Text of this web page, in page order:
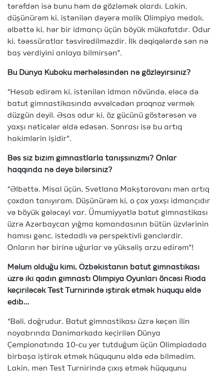
tərəfdən isə bunu həm də gözləmək olardı. Lakin,
düşünürəm ki, istənilən dəyərə malik Olimpiya medalı,
əlbəttə ki, hər bir idmançı üçün böyük mükafatdır. Odur
ki, təəssüratlar təsviredilməzdir. İlk dəqiqələrdə sən nə
baş verdiyini anlaya bilmirsən”.
Bu Dünya Kuboku mərhələsindən nə gözləyirsiniz?
“Hesab edirəm ki, istənilən idman növündə, eləcə də
batut gimnastikasında əvvəlcədən proqnoz vermək
düzgün deyil. Əsas odur ki, öz gücünü göstərəsən və
yaxşı nəticələr əldə edəsən. Sonrası isə bu artıq
hakimlərin işidir”.
Bəs siz bizim gimnastlarla tanışsınızmı? Onlar
haqqında nə deyə bilərsiniz?
“Əlbəttə. Misal üçün, Svetlana Makştarovanı mən artıq
çoxdan tanıyıram. Düşünürəm ki, o çox yaxşı idmançıdır
və böyük gələcəyi var. Ümumiyyətlə batut gimnastikası
üzrə Azərbaycan yığma komandasının bütün üzvlərinin
hamısı gənc, istedadlı və perspektivli gənclərdir.
Onların hər birinə uğurlar və yüksəliş arzu edirəm”!
Məlum olduğu kimi, Özbəkistanın batut gimnastikası
üzrə iki qadın gimnastı Olimpiya Oyunları öncəsi Rioda
keçiriləcək Test Turnirində iştirak etmək hüququ əldə
edib...
“Bəli, doğrudur. Batut gimnastikası üzrə keçən ilin
noyabrında Danimarkada keçirilən Dünya
Çempionatında 10-cu yer tutduğum üçün Olimpiadada
birbaşa iştirak etmək hüququnu əldə edə bilmədim.
Lakin, mən Test Turnirində çıxış etmək hüququnu